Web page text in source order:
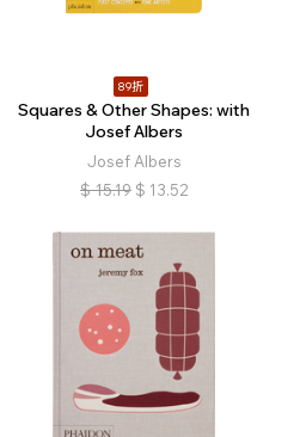
89折
Squares & Other Shapes: with
Josef Albers
Josef Albers
$ 15.19 $ 13.52